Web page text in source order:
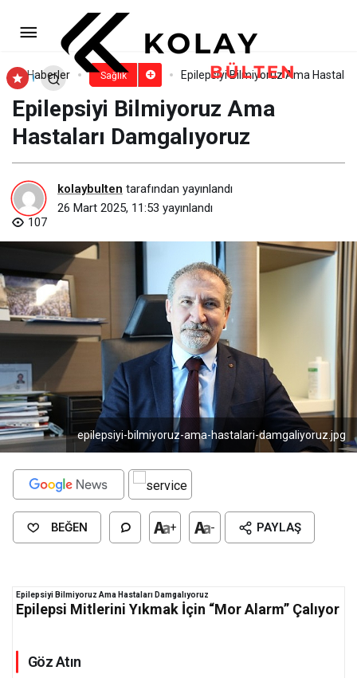
Haberler Sağlık Epilepsiyi Bilmiyoruz Ama
Epilepsiyi Bilmiyoruz Ama
Hastaları Damgalıyoruz
kolaybulten tarafından yayınlandı
26 Mart 2025, 11:53 yayınlandı
107
epilepsiyi-bilmiyoruz-ama-hastalari-damgaliyoruz.jpg
BEĞEN + - PAYLAŞ
Epilepsiyi Bilmiyoruz Ama Hastaları Damgalıyoruz
Epilepsi Mitlerini Yıkmak İçin “Mor Alarm” Çalıyor
Göz Atın
Medikal estetikte yeni çağ: İki
öncü güç, güçlerini birleştirdi!
Yorum Yap Paylaş